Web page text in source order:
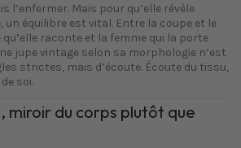
l’enfermer. Mais pour qu’elle révèle
un équilibre est vital. Entre la coupe et le
qu’elle raconte et la femme qui la porte
jupe vintage selon sa morphologie n’est
strictes, mais d’écoute. Écoute du tissu,
soi.
miroir du corps plutôt que